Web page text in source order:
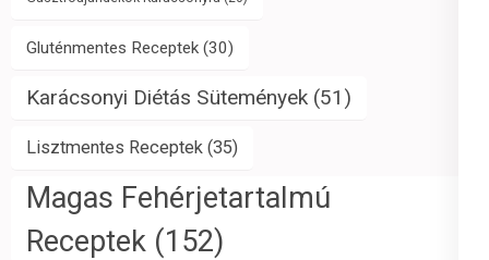
Gluténmentes Receptek (30)
Karácsonyi Diétás Sütemények (51)
Lisztmentes Receptek (35)
Magas Fehérjetartalmú
Receptek (152)